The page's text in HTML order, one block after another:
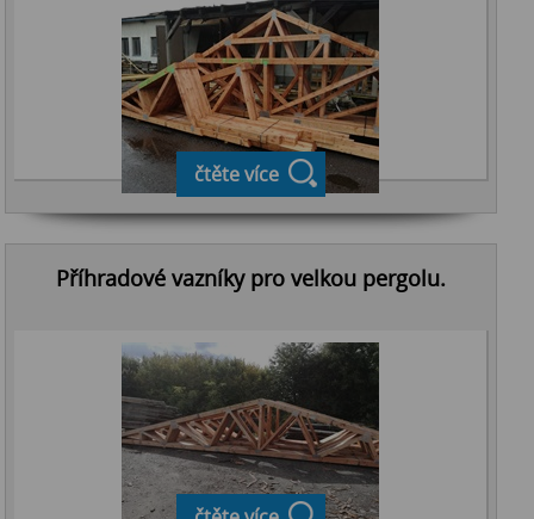
čtěte více
Příhradové vazníky pro velkou pergolu.